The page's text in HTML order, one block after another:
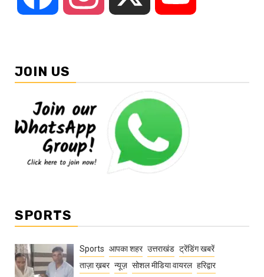
JOIN US
SPORTS
Sports आपका शहर उत्तराखंड ट्रेंडिंग खबरें
ताज़ा ख़बर न्यूज़ सोशल मीडिया वायरल हरिद्वार